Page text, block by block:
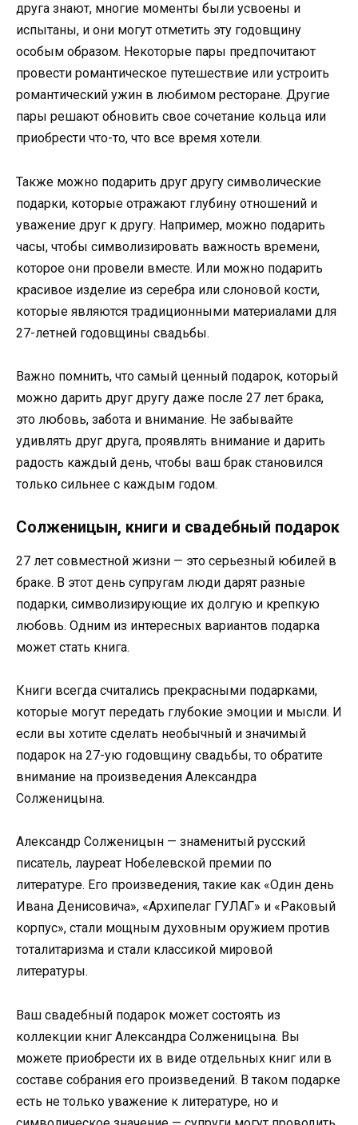
друга знают, многие моменты были усвоены и
испытаны, и они могут отметить эту годовщину
особым образом. Некоторые пары предпочитают
провести романтическое путешествие или устроить
романтический ужин в любимом ресторане. Другие
пары решают обновить свое сочетание кольца или
приобрести что-то, что все время хотели.
Также можно подарить друг другу символические
подарки, которые отражают глубину отношений и
уважение друг к другу. Например, можно подарить
часы, чтобы символизировать важность времени,
которое они провели вместе. Или можно подарить
красивое изделие из серебра или слоновой кости,
которые являются традиционными материалами для
27-летней годовщины свадьбы.
Важно помнить, что самый ценный подарок, который
можно дарить друг другу даже после 27 лет брака,
это любовь, забота и внимание. Не забывайте
удивлять друг друга, проявлять внимание и дарить
радость каждый день, чтобы ваш брак становился
только сильнее с каждым годом.
Солженицын, книги и свадебный подарок
27 лет совместной жизни — это серьезный юбилей в
браке. В этот день супругам люди дарят разные
подарки, символизирующие их долгую и крепкую
любовь. Одним из интересных вариантов подарка
может стать книга.
Книги всегда считались прекрасными подарками,
которые могут передать глубокие эмоции и мысли. И
если вы хотите сделать необычный и значимый
подарок на 27-ую годовщину свадьбы, то обратите
внимание на произведения Александра
Солженицына.
Александр Солженицын — знаменитый русский
писатель, лауреат Нобелевской премии по
литературе. Его произведения, такие как «Один день
Ивана Денисовича», «Архипелаг ГУЛАГ» и «Раковый
корпус», стали мощным духовным оружием против
тоталитаризма и стали классикой мировой
литературы.
Ваш свадебный подарок может состоять из
коллекции книг Александра Солженицына. Вы
можете приобрести их в виде отдельных книг или в
составе собрания его произведений. В таком подарке
есть не только уважение к литературе, но и